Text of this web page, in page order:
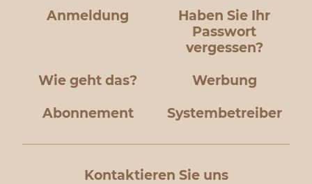
Anmeldung
Haben Sie Ihr
Passwort
vergessen?
Wie geht das? Werbung
Abonnement Systembetreiber
Kontaktieren Sie uns